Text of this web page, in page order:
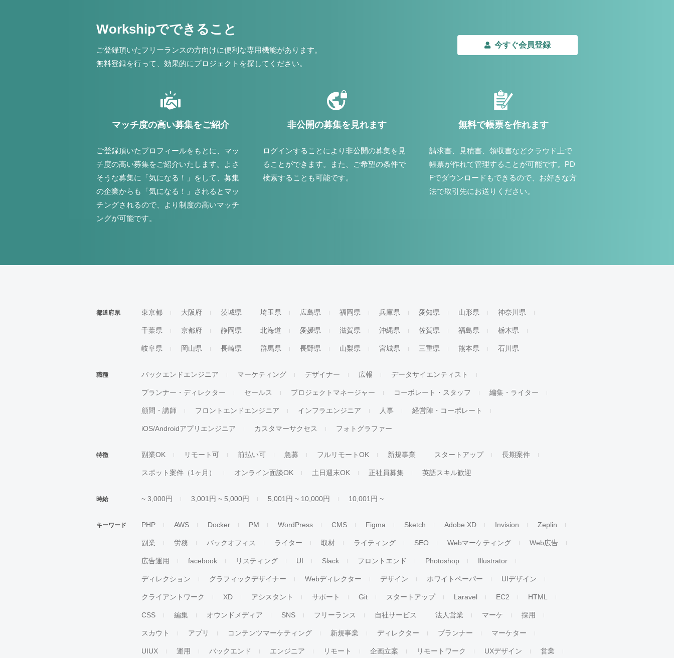
Workshipでできること
ご登録頂いたフリーランスの方向けに便利な専用機能があります。
無料登録を行って、効果的にプロジェクトを探してください。
今すぐ会員登録
マッチ度の高い募集をご紹介
ご登録頂いたプロフィールをもとに、マッ
チ度の高い募集をご紹介いたします。よさ
そうな募集に「気になる！」をして、募集
の企業からも「気になる！」されるとマッ
チングされるので、より制度の高いマッチ
ングが可能です。
非公開の募集を見れます
ログインすることにより非公開の募集を見
ることができます。また、ご希望の条件で
検索することも可能です。
無料で帳票を作れます
請求書、見積書、領収書などクラウド上で
帳票が作れて管理することが可能です。PD
Fでダウンロードもできるので、お好きな方
法で取引先にお送りください。
都道府県 東京都 大阪府 茨城県 埼玉県 広島県 福岡県 兵庫県 愛知県 山形県 神奈川県
千葉県 京都府 静岡県 北海道 愛媛県 滋賀県 沖縄県 佐賀県 福島県 栃木県
岐阜県 岡山県 長崎県 群馬県 長野県 山梨県 宮城県 三重県 熊本県 石川県
職種 バックエンドエンジニア マーケティング デザイナー 広報 データサイエンティスト
プランナー・ディレクター セールス プロジェクトマネージャー コーポレート・スタッフ 編集・ライター
顧問・講師 フロントエンドエンジニア インフラエンジニア 人事 経営陣・コーポレート
iOS/Androidアプリエンジニア カスタマーサクセス フォトグラファー
特徴 副業OK リモート可 前払い可 急募 フルリモートOK 新規事業 スタートアップ 長期案件
スポット案件（1ヶ月） オンライン面談OK 土日週末OK 正社員募集 英語スキル歓迎
時給 ~ 3,000円 3,001円 ~ 5,000円 5,001円 ~ 10,000円 10,001円 ~
キーワード PHP AWS Docker PM WordPress CMS Figma Sketch Adobe XD Invision Zeplin
副業 労務 バックオフィス ライター 取材 ライティング SEO Webマーケティング Web広告
広告運用 facebook リスティング UI Slack フロントエンド Photoshop Illustrator
ディレクション グラフィックデザイナー Webディレクター デザイン ホワイトペーパー UIデザイン
クライアントワーク XD アシスタント サポート Git スタートアップ Laravel EC2 HTML
CSS 編集 オウンドメディア SNS フリーランス 自社サービス 法人営業 マーケ 採用
スカウト アプリ コンテンツマーケティング 新規事業 ディレクター プランナー マーケター
UIUX 運用 バックエンド エンジニア リモート 企画立案 リモートワーク UXデザイン 営業